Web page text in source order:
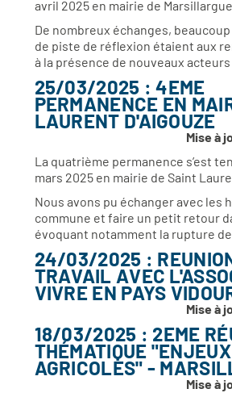
avril 2025 en mairie de
De nombreux échanges,
de piste de réflexion étaient aux
à la présence de nouveaux
25/03/2025 : 4EME
PERMANENCE EN
LAURENT D'AIGOUZE
Mise à
La quatrième permanence s’est
mars 2025 en mairie de Saint
Nous avons pu échanger avec les
commune et faire un petit retour
évoquant notamment la rupture de
24/03/2025 :
TRAVAIL AVEC
VIVRE EN PAYS
Mise à
18/03/2025 : 2EME
THÉMATIQUE "ENJEUX
AGRICOLES" -
Mise à